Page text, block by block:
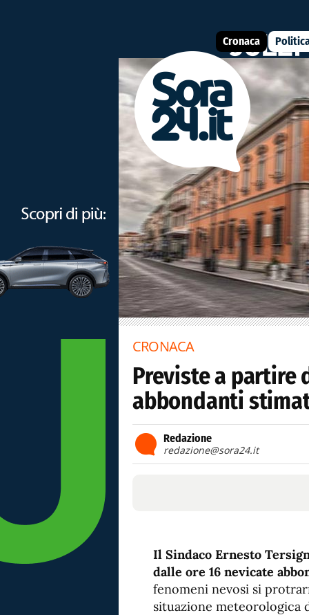
Cronaca
CRONACA
Previste a partire
abbondanti
Redazione
redazione@sora24.it
Il Sindaco Ernesto
dalle ore 16 nevicate
fenomeni nevosi si
situazione meteorologica